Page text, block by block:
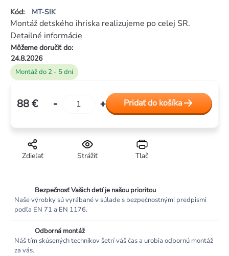
Kód: MT-SIK
hodnotenie
produktu
je
0,0
z
5
hviezdičiek.
Montáž do 2 - 5 dní
Môžeme doručiť do:
24.8.2026
Montáž detského ihriska realizujeme po celej SR.
Detailné informácie
Tlač
Strážiť
Zdieľať
88 €
Jednotková
Pridať do košíka
Bezpečnosť Vašich detí je našou prioritou
Naše výrobky sú vyrábané v súlade s bezpečnostnými predpismi
podľa EN 71 a EN 1176.
Odborná montáž
Náš tím skúsených technikov šetrí váš čas a urobia odbornú montáž
za vás.